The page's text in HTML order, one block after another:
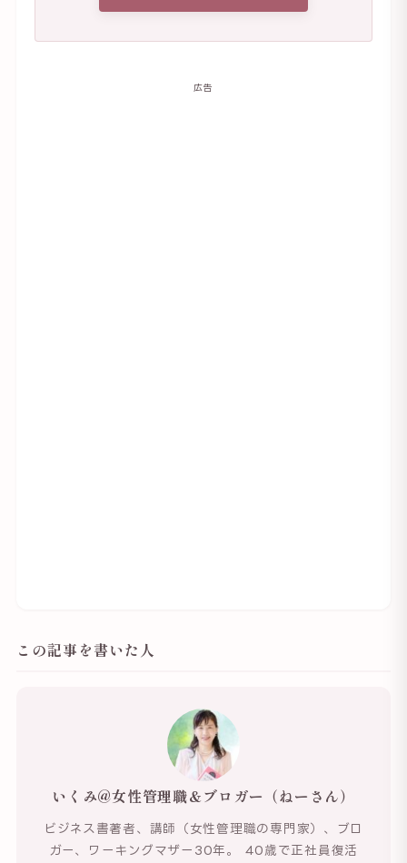
広告
この記事を書いた人
いくみ@女性管理職＆ブロガー（ねーさん）
ビジネス書著者、講師（女性管理職の専門家）、ブロ
ガー、ワーキングマザー30年。 40歳で正社員復活